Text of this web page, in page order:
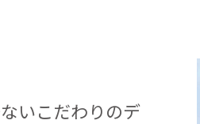
いこだわりのデ